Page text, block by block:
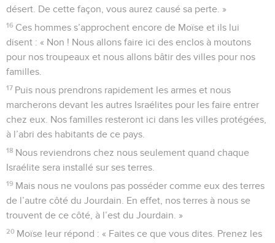
désert. De cette façon, vous aurez causé sa perte. »
16 Ces hommes s’approchent encore de Moïse et ils lui
disent : « Non ! Nous allons faire ici des enclos à moutons
pour nos troupeaux et nous allons bâtir des villes pour nos
familles.
17 Puis nous prendrons rapidement les armes et nous
marcherons devant les autres Israélites pour les faire entrer
chez eux. Nos familles resteront ici dans les villes protégées,
à l’abri des habitants de ce pays.
18 Nous reviendrons chez nous seulement quand chaque
Israélite sera installé sur ses terres.
19 Mais nous ne voulons pas posséder comme eux des terres
de l’autre côté du Jourdain. En effet, nos terres à nous se
trouvent de ce côté, à l’est du Jourdain. »
20 Moïse leur répond : « Faites ce que vous dites. Prenez les